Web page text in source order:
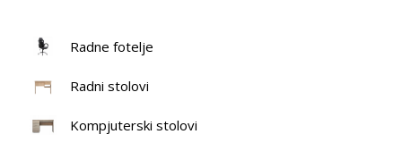
Radne fotelje
Radni stolovi
Kompjuterski stolovi